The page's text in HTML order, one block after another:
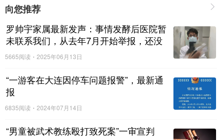
即便确认感染流感病毒，公众也不必恐慌、焦虑。“少数
患者因为并发症需要住院治疗，大多数感染者在一周内
即可痊愈。”郭伟表示，感染病毒后要注意避免家庭成员
发生交叉感染，最好把感染者隔离起来，如在单独房间
对于预防，郭伟表示，
目前来说接种流感疫苗是最有效
的预防手段，可以显著降低接种者罹患流感和发生严重
灭活疫苗（主要用于6月龄及以上人群接种）、三价减
向您推荐
罗帅宇家属最新发声：事情发酵后医院暂
未联系我们，从去年7月开始举报，还没
有什么进展
5665阅读 2025年06月13日
“一游客在大连因停车问题报警”，最新通
报
6835阅读 2024年07月14日
“男童被武术教练殴打致死案”一审宣判